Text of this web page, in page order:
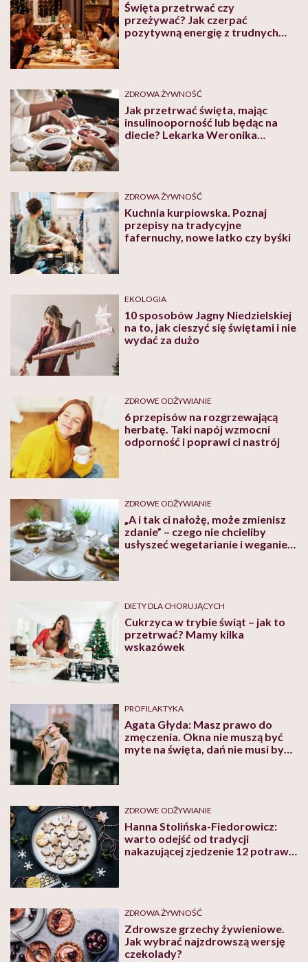
Święta przetrwać czy
przeżywać? Jak czerpać
pozytywną energię z trudnych
ZDROWA ŻYWNOŚĆ
Jak przetrwać święta, mając
insulinooporność lub będąc na
diecie? Lekarka Weronika
ZDROWA ŻYWNOŚĆ
Kuchnia kurpiowska. Poznaj
przepisy na tradycyjne
fafernuchy, nowe latko czy byśki
EKOLOGIA
10 sposobów Jagny Niedzielskiej
na to, jak cieszyć się świętami i nie
wydać za dużo
ZDROWE ODŻYWIANIE
6 przepisów na rozgrzewającą
herbatę. Taki napój wzmocni
odporność i poprawi ci nastrój
ZDROWE ODŻYWIANIE
„A i tak ci nałożę, może zmienisz
zdanie” – czego nie chcieliby
usłyszeć wegetarianie i weganie
DIETY DLA CHORUJĄCYCH
Cukrzyca w trybie świąt – jak to
przetrwać? Mamy kilka
wskazówek
PROFILAKTYKA
Agata Głyda: Masz prawo do
zmęczenia. Okna nie muszą być
myte na święta, dań nie musi być
ZDROWE ODŻYWIANIE
Hanna Stolińska-Fiedorowicz:
warto odejść od tradycji
nakazującej zjedzenie 12 potraw
ZDROWA ŻYWNOŚĆ
Zdrowsze grzechy żywieniowe.
Jak wybrać najzdrowszą wersję
czekolady?